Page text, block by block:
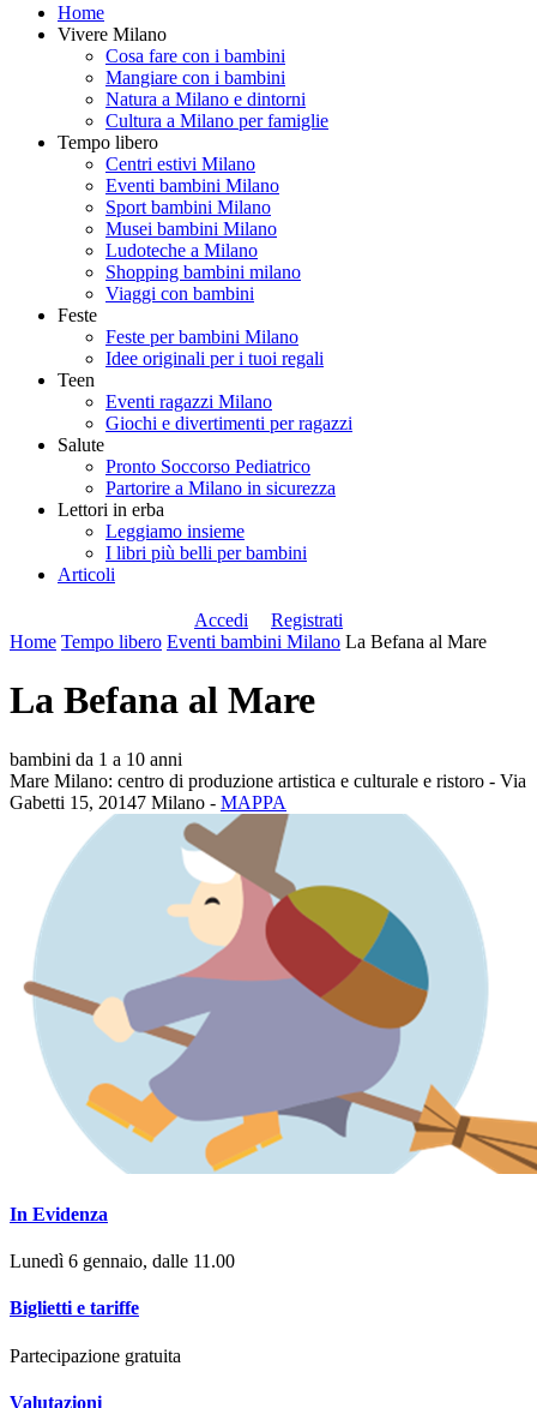
Home
Vivere Milano
Cosa fare con i bambini
Mangiare con i bambini
Natura a Milano e dintorni
Cultura a Milano per famiglie
Tempo libero
Centri estivi Milano
Eventi bambini Milano
Sport bambini Milano
Musei bambini Milano
Ludoteche a Milano
Shopping bambini milano
Viaggi con bambini
Feste
Feste per bambini Milano
Idee originali per i tuoi regali
Teen
Eventi ragazzi Milano
Giochi e divertimenti per ragazzi
Salute
Pronto Soccorso Pediatrico
Partorire a Milano in sicurezza
Lettori in erba
Leggiamo insieme
I libri più belli per bambini
Articoli
Accedi
Registrati
Home Tempo libero Eventi bambini Milano La Befana al Mare
La Befana al Mare
bambini da 1 a 10 anni
Mare Milano: centro di produzione artistica e culturale e ristoro - Via
Gabetti 15, 20147 Milano - MAPPA
In Evidenza
Lunedì 6 gennaio, dalle 11.00
Biglietti e tariffe
Partecipazione gratuita
Valutazioni